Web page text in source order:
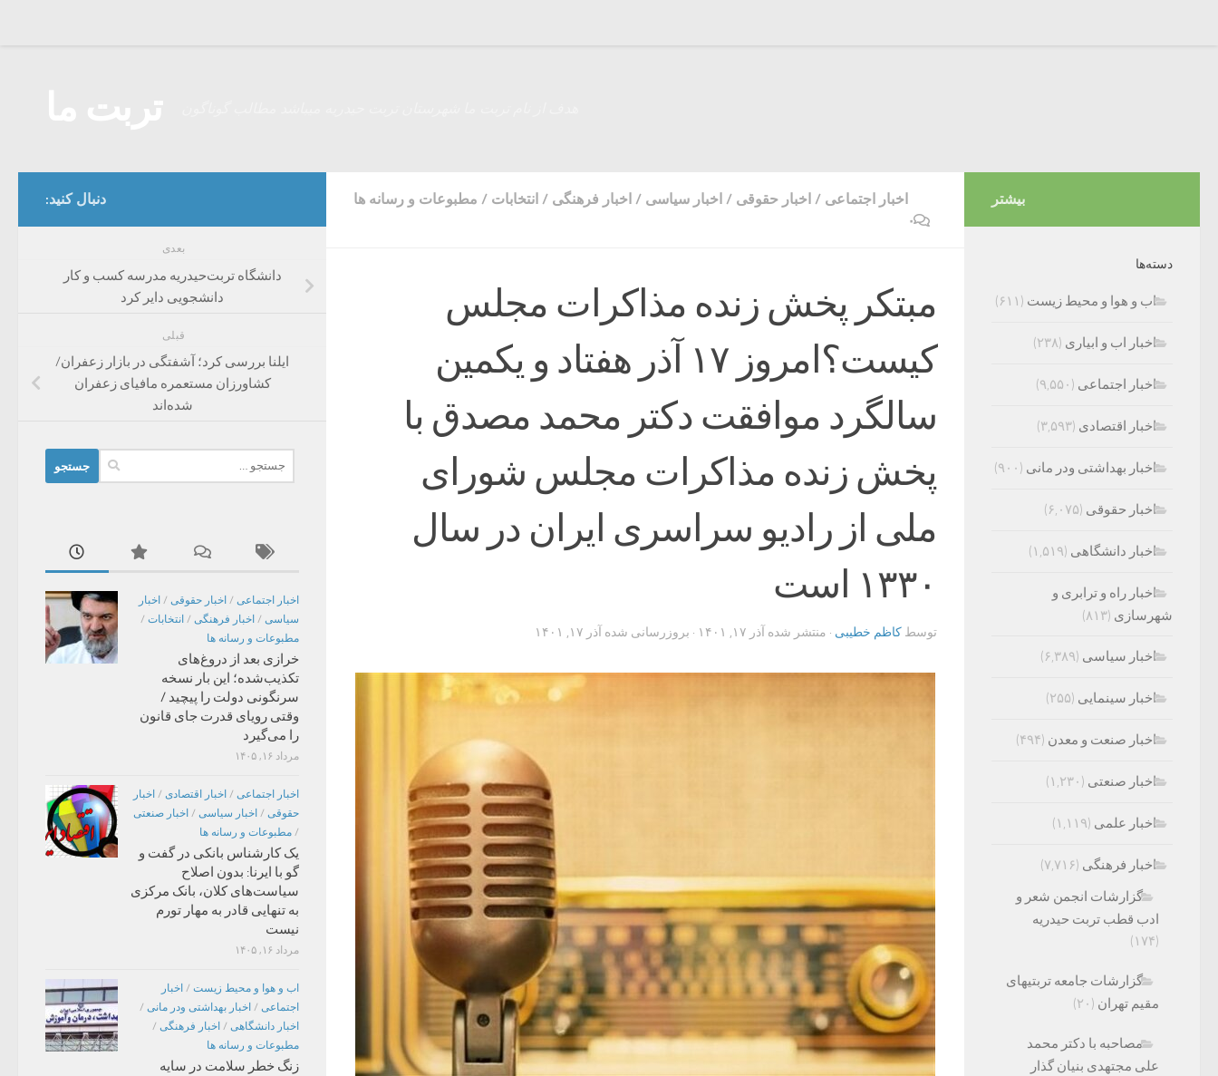
اخبار اجتماعی / اخبار حقوقی / اخبار سیاسی / اخبار فرهنگی / انتخابات / مطبوعات و رسانه ها
۰
مبتکر پخش زنده مذاکرات مجلس
کیست؟امروز ۱۷ آذر هفتاد و یکمین
سالگرد موافقت دکتر محمد مصدق با
پخش زنده مذاکرات مجلس شورای
ملی از رادیو سراسری ایران در سال
۱۳۳۰ است
توسط کاظم خطیبی · منتشر شده آذر ۱۷, ۱۴۰۱ · بروزرسانی شده آذر ۱۷, ۱۴۰۱
دنبال کنید:
بعدی
دانشگاه تربت‌حیدریه مدرسه کسب و کار
دانشجویی دایر کرد
قبلی
ایلنا بررسی کرد؛ آشفتگی در بازار زعفران/
کشاورزان مستعمره مافیای زعفران
شده‌اند
برای:
اخبار اجتماعی / اخبار حقوقی / اخبار
سیاسی / اخبار فرهنگی / انتخابات /
مطبوعات و رسانه ها
خرازی بعد از دروغ‌های
تکذیب‌شده؛ این بار نسخه
سرنگونی دولت را پیچید /
وقتی رویای قدرت جای قانون
را می‌گیرد
مرداد ۱۶, ۱۴۰۵
اخبار اجتماعی / اخبار اقتصادی / اخبار
حقوقی / اخبار سیاسی / اخبار صنعتی
/ مطبوعات و رسانه ها
یک کارشناس بانکی در گفت و
گو با ایرنا: بدون اصلاح
سیاست‌های کلان، بانک مرکزی
به تنهایی قادر به مهار تورم
نیست
مرداد ۱۶, ۱۴۰۵
اب و هوا و محیط زیست / اخبار
اجتماعی / اخبار بهداشتی ودر مانی /
اخبار دانشگاهی / اخبار فرهنگی /
مطبوعات و رسانه ها
زنگ خطر سلامت در سایه
بیشتر
دسته‌ها
اب و هوا و محیط زیست (۶۱۱)
اخبار اب و ابیاری (۲۳۸)
اخبار اجتماعی (۹,۵۵۰)
اخبار اقتصادی (۳,۵۹۳)
اخبار بهداشتی ودر مانی (۹۰۰)
اخبار حقوقی (۶,۰۷۵)
اخبار دانشگاهی (۱,۵۱۹)
اخبار راه و ترابری و
شهرسازی (۸۱۳)
اخبار سیاسی (۶,۳۸۹)
اخبار سینمایی (۲۵۵)
اخبار صنعت و معدن (۴۹۴)
اخبار صنعتی (۱,۲۳۰)
اخبار علمی (۱,۱۱۹)
اخبار فرهنگی (۷,۷۱۶)
گزارشات انجمن شعر و
ادب قطب تربت حیدریه
(۱۷۴)
گزارشات جامعه تربتیهای
مقیم تهران (۲۰)
مصاحبه با دکتر محمد
علی مجتهدی بنیان گذار